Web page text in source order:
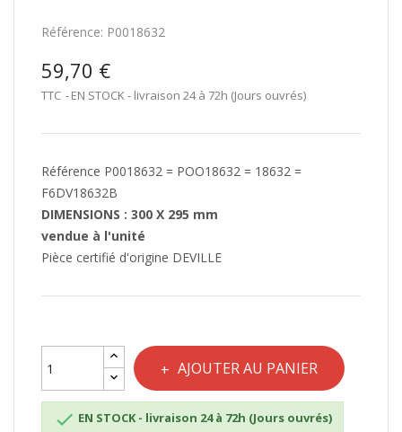
Référence: P0018632
59,70 €
TTC EN STOCK - livraison 24 à 72h (Jours ouvrés)
Référence P0018632 = POO18632 = 18632 =
F6DV18632B
DIMENSIONS : 300 X 295 mm
vendue à l'unité
Pièce certifié d'origine DEVILLE
AJOUTER AU PANIER
 EN STOCK - livraison 24 à 72h (Jours ouvrés)